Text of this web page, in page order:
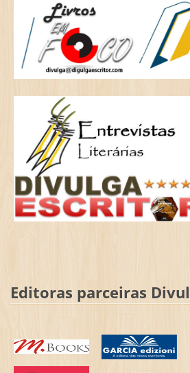
Editoras parceiras